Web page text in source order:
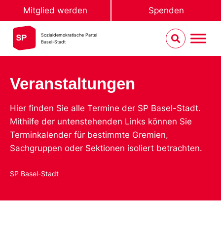
Mitglied werden Spenden
Sozialdemokratische Partei
Basel-Stadt
Veranstaltungen
Hier finden Sie alle Termine der SP Basel-Stadt.
Mithilfe der untenstehenden Links können Sie
Terminkalender für bestimmte Gremien,
Sachgruppen oder Sektionen isoliert betrachten.
SP Basel-Stadt